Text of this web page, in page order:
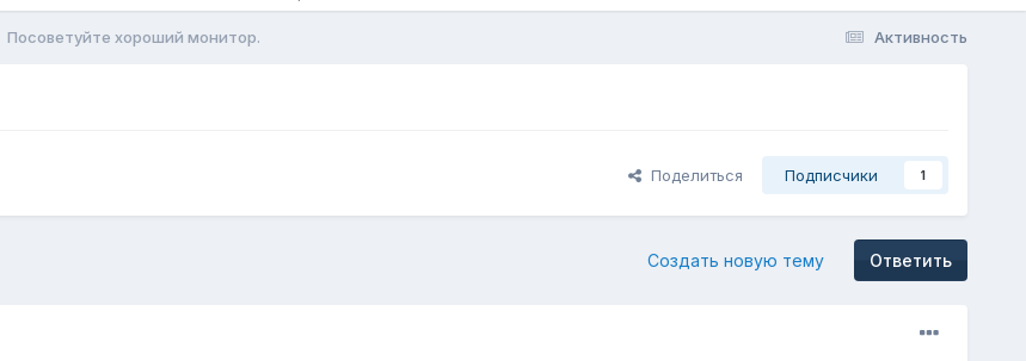
Активность
Посоветуйте хороший монитор.
Поделиться Подписчики 1
Ответить
Создать новую тему